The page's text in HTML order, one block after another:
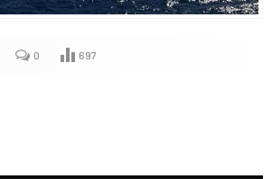
0 697